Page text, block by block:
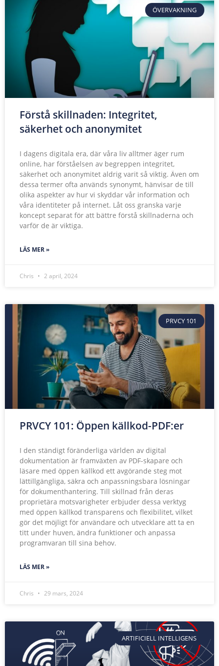
ÖVERVAKNING
Förstå skillnaden: Integritet,
säkerhet och anonymitet
I dagens digitala era, där våra liv alltmer äger rum
online, har förståelsen av begreppen integritet,
säkerhet och anonymitet aldrig varit så viktig. Även om
dessa termer ofta används synonymt, hänvisar de till
olika aspekter av hur vi skyddar vår information och
våra identiteter på internet. Låt oss granska varje
koncept separat för att bättre förstå skillnaderna och
varför de är viktiga.
LÄS MER »
Chris 2 april, 2024
PRVCY 101
PRVCY 101: Öppen källkod-PDF:er
I den ständigt föränderliga världen av digital
dokumentation är framväxten av PDF-skapare och
läsare med öppen källkod ett avgörande steg mot
lättillgängliga, säkra och anpassningsbara lösningar
för dokumenthantering. Till skillnad från deras
proprietära motsvarigheter erbjuder dessa verktyg
med öppen källkod transparens och flexibilitet, vilket
gör det möjligt för användare och utvecklare att ta en
titt under huven, ändra funktioner och anpassa
programvaran till sina behov.
LÄS MER »
Chris 29 mars, 2024
ARTIFICIELL INTELLIGENS